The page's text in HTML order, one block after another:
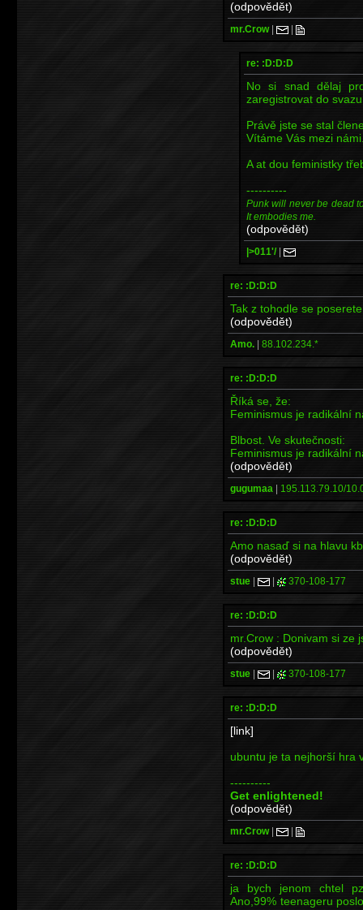
(odpovědět)
mr.Crow| |
re: :D:D:D
No si snad dělaj
zaregistrovat do
Právě jste se stal
Vítáme Vás mezi
A at dou feministky
----------
Punk will never be dead
It embodies me.
(odpovědět)
|>011'/|
re: :D:D:D
Tak z tohodle se
(odpovědět)
Amo. | 88.102.234.*
re: :D:D:D
Říká se, že:
Feminismus je radikální
Blbost. Ve skutečnosti:
Feminismus je radikální
(odpovědět)
gugumaa | 195.113.79.10/
re: :D:D:D
Amo nasaď si na hlavu
(odpovědět)
stue | | 370-108-177
re: :D:D:D
mr.Crow : Donivam si ze
(odpovědět)
stue | | 370-108-177
re: :D:D:D
[link]
ubuntu je ta nejhorší hra
----------
Get enlightened!
(odpovědět)
mr.Crow| |
re: :D:D:D
ja bych jenom chtel
Ano,99% teenageru